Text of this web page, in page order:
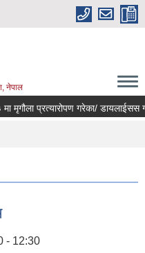
नेपाल
प्रत्यारोपण गरेका/ डायलाईसस
- 12:30